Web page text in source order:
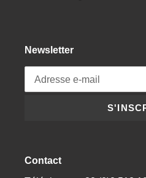
Newsletter
Contact